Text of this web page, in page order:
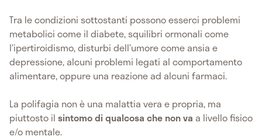
Tra le condizioni sottostanti possono esserci problemi
metabolici come il diabete, squilibri ormonali come
l’ipertiroidismo, disturbi dell’umore come ansia e
depressione, alcuni problemi legati al comportamento
alimentare, oppure una reazione ad alcuni farmaci.
La polifagia non è una malattia vera e propria, ma
piuttosto il sintomo di qualcosa che non va a livello fisico
e/o mentale.